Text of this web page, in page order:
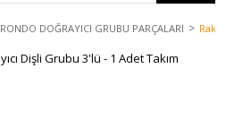
RONDO DOĞRAYICI GRUBU PARÇALARI Raks